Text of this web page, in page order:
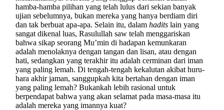
hamba-hamba pilihan yang telah lulus dari sekian banyak
ujian sebelumnya, bukan mereka yang hanya berdiam diri
dan tak berbuat apa-apa. Selain itu, dalam hadits lain yang
sangat dikenal luas, Rasulullah saw telah menggariskan
bahwa sikap seorang Mu’min di hadapan kemunkaran
adalah menolaknya dengan tangan dan lisan, atau dengan
hati, sedangkan yang terakhir itu adalah cerminan dari iman
yang paling lemah. Di tengah-tengah kekalutan akibat huru-
hara akhir jaman, sanggupkah kita bertahan dengan iman
yang paling lemah? Bukankah lebih rasional untuk
berpendapat bahwa yang akan selamat pada masa-masa itu
adalah mereka yang imannya kuat?